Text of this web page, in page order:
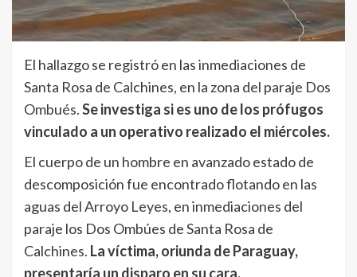
El hallazgo se registró en las inmediaciones de
Santa Rosa de Calchines, en la zona del paraje Dos
Ombués.Se investiga si es uno de los prófugos
vinculado a un operativo realizado el miércoles.
El cuerpo de un hombre en avanzado estado de
descomposición fue encontrado flotando en las
aguas del Arroyo Leyes, en inmediaciones del
paraje los Dos Ombúes de Santa Rosa de
Calchines. La víctima, oriunda de Paraguay,
presentaría un disparo en su cara.